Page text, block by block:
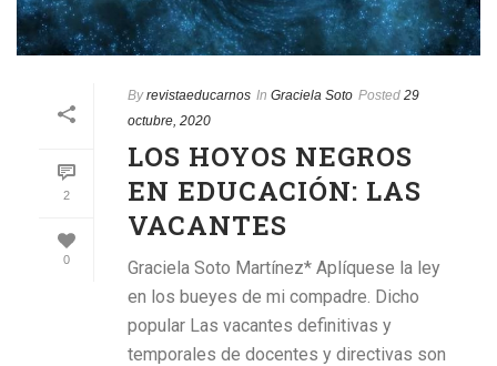
2
0
By revistaeducarnos In Graciela Soto Posted 29
octubre, 2020
LOS HOYOS NEGROS
EN EDUCACIÓN: LAS
VACANTES
Graciela Soto Martínez* Aplíquese la ley
en los bueyes de mi compadre. Dicho
popular Las vacantes definitivas y
temporales de docentes y directivas son